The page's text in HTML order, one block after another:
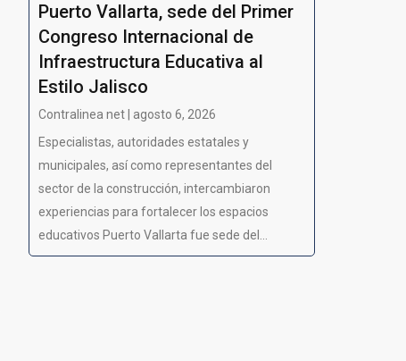
Puerto Vallarta, sede del Primer
Congreso Internacional de
Infraestructura Educativa al
Estilo Jalisco
Contralinea net | agosto 6, 2026
Especialistas, autoridades estatales y
municipales, así como representantes del
sector de la construcción, intercambiaron
experiencias para fortalecer los espacios
educativos Puerto Vallarta fue sede del...